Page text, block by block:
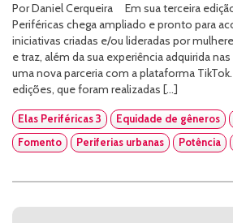
Por Daniel Cerqueira Em sua terceira
Periféricas chega ampliado e pronto para
iniciativas criadas e/ou lideradas por
e traz, além da sua experiência adquirida
uma nova parceria com a plataforma
edições, que foram realizadas […]
Elas Periféricas 3 Equidade de gêneros
Fomento
Periferias urbanas Potência